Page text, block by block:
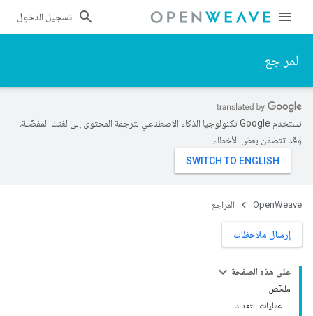
تسجيل الدخول
المراجع
تستخدم Google تكنولوجيا الذكاء الاصطناعي لترجمة المحتوى إلى لغتك المفضّلة،
وقد تتضمّن بعض الأخطاء.
OpenWeave المراجع
إرسال ملاحظات
على هذه الصفحة
ملخّص
عمليات التعداد